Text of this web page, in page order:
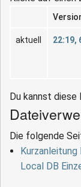
aktuell 22:19,
Du kannst diese
Die folgende
Local DB